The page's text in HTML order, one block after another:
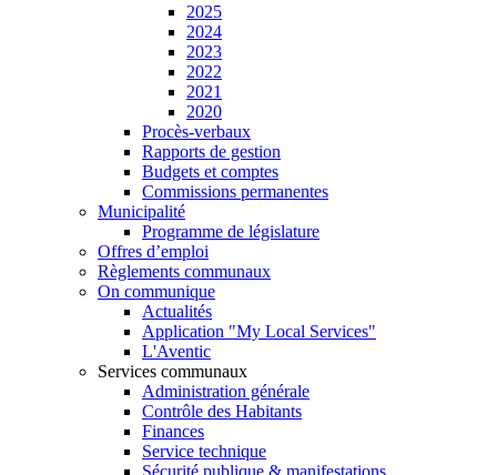
2025
2024
2023
2022
2021
2020
Procès-verbaux
Rapports de gestion
Budgets et comptes
Commissions permanentes
Municipalité
Programme de législature
Offres d’emploi
Règlements communaux
On communique
Actualités
Application "My Local Services"
L'Aventic
Services communaux
Administration générale
Contrôle des Habitants
Finances
Service technique
Sécurité publique & manifestations